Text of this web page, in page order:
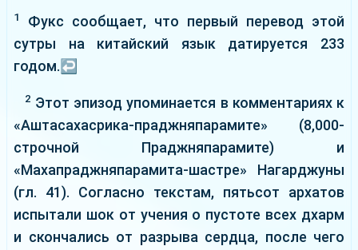
1
Фукс сообщает, что первый перевод этой
сутры на китайский язык датируется 233
годом.↩
2 Этот эпизод упоминается в комментариях к
«Аштасахасрика-праджняпарамите» (8,000-
строчной Праджняпарамите) и
«Махапраджняпарамита-шастре» Нагарджуны
(гл. 41). Согласно текстам, пятьсот архатов
испытали шок от учения о пустоте всех дхарм
и скончались от разрыва сердца, после чего